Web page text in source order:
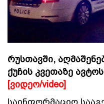
რუსთავში,
ქუჩის კვეთაზე
[ვიდეო/video]
საინფორმაციო